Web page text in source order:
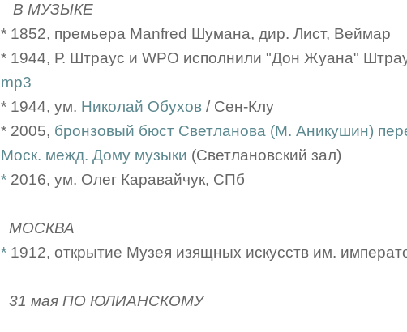
В МУЗЫКЕ
* 1852, премьера Manfred Шумана, дир. Лист, Веймар
* 1944, Р. Штраус и WPO исполнили "Дон Жуана"
mp3
* 1944, ум. Николай Обухов / Сен-Клу
* 2005, бронзовый бюст Светланова (М. Аникушин)
Моск. межд. Дому музыки (Светлановский зал)
* 2016, ум. Олег Каравайчук, СПб
МОСКВА
* 1912, открытие Музея изящных искусств им.
31 мая ПО ЮЛИАНСКОМУ